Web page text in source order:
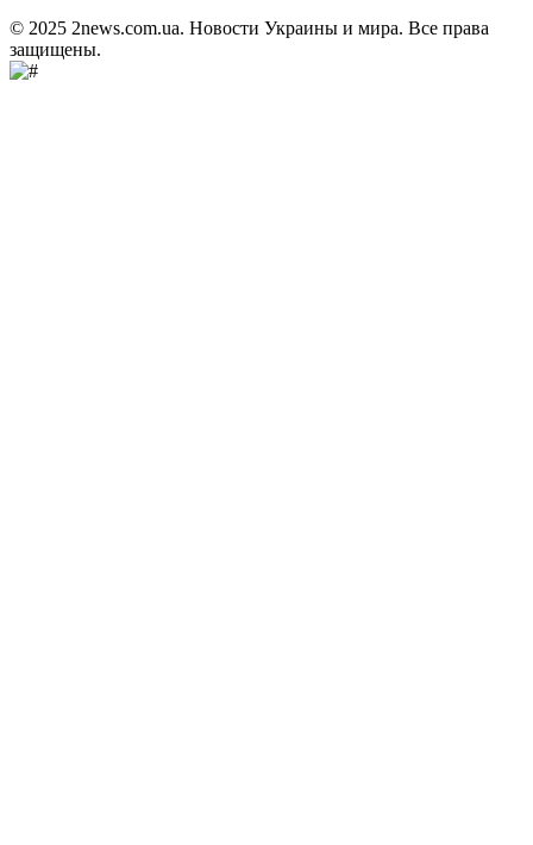
© 2025 2news.com.ua. Новости Украины и мира. Все права
защищены.